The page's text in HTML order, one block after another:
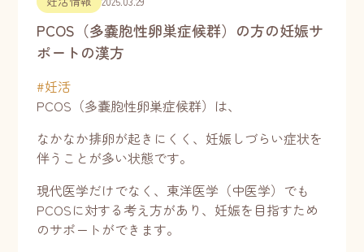
PCOS（多嚢胞性卵巣症候群）の方の妊娠サ
ポートの漢方
#妊活
PCOS（多嚢胞性卵巣症候群）は、
なかなか排卵が起きにくく、妊娠しづらい症状を
伴うことが多い状態です。
現代医学だけでなく、東洋医学（中医学）でも
PCOSに対する考え方があり、妊娠を目指すため
のサポートができます。